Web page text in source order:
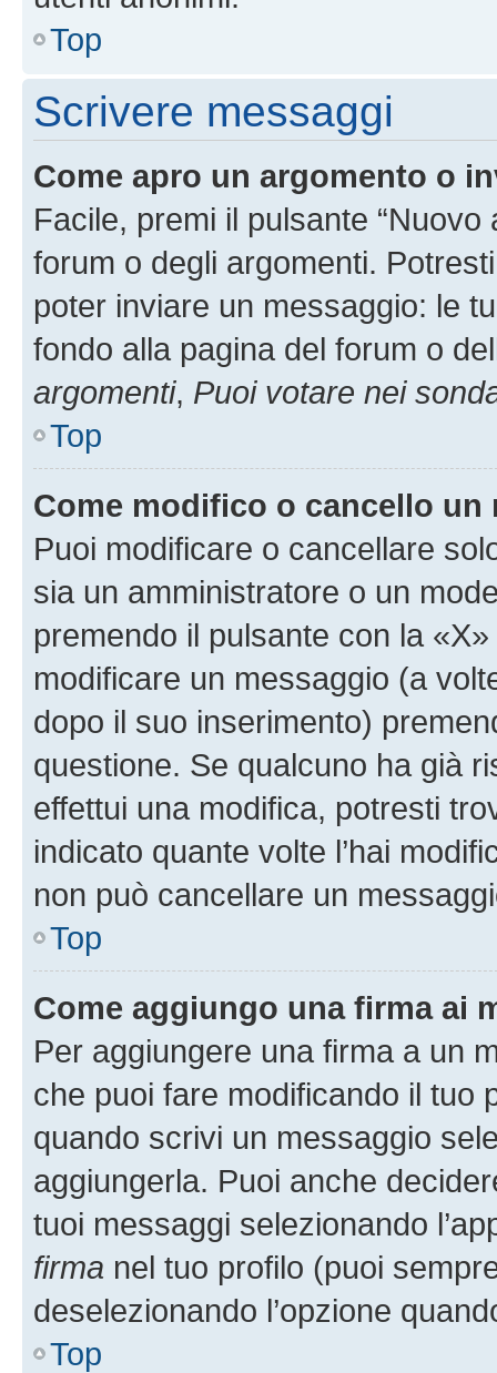
Top
Scrivere messaggi
Come apro un argomento o
Facile, premi il pulsante
forum o degli argomenti.
poter inviare un messaggio: le
fondo alla pagina del forum o
argomenti, Puoi votare nei
Top
Come modifico o cancello un
Puoi modificare o cancellare
sia un amministratore o un
premendo il pulsante con la
modificare un messaggio (a
dopo il suo inserimento)
questione. Se qualcuno ha già
effettui una modifica, potresti
indicato quante volte l’hai
non può cancellare un
Top
Come aggiungo una firma ai
Per aggiungere una firma a un
che puoi fare modificando il tuo
quando scrivi un messaggio
aggiungerla. Puoi anche
tuoi messaggi selezionando
firma nel tuo profilo (puoi
deselezionando l’opzione
Top